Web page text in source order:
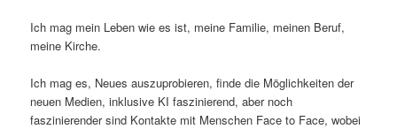
Ich mag mein Leben wie es ist, meine Familie, meinen Beruf,
meine Kirche.
Ich mag es, Neues auszuprobieren, finde die Möglichkeiten der
neuen Medien, inklusive KI faszinierend, aber noch
faszinierender sind Kontakte mit Menschen Face to Face, wobei